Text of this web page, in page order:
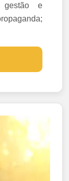
gestão e